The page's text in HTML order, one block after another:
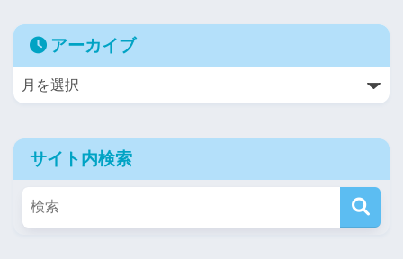
アーカイブ
サイト内検索